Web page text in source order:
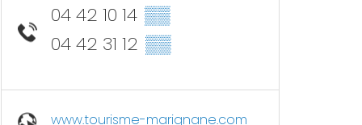
04 42 10 14 ▒▒
04 42 31 12 ▒▒
www.tourisme-marignane.com